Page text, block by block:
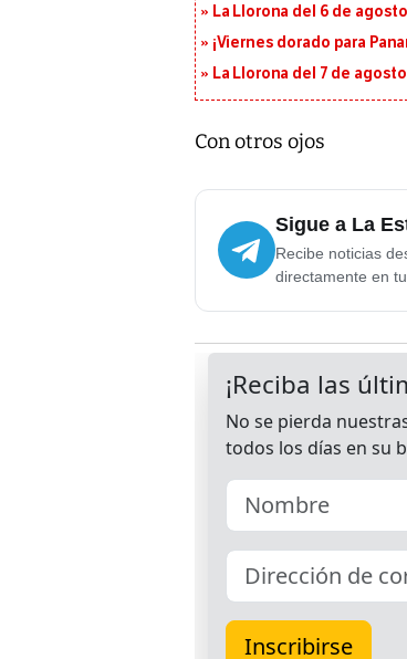
La Llorona del 6 de
¡Viernes dorado para
La Llorona del 7 de
Con otros ojos
Sigue a La
Recibe noticias
directamente en tu